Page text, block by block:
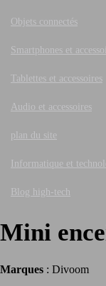
Objets connectés
Smartphones et
Tablettes et accessoires
Audio et accessoires
plan du site
Informatique et
Blog high-tech
Mini
Marques : Divoom